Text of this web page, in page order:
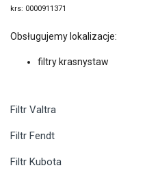
krs: 0000911371
Obsługujemy lokalizacje:
filtry krasnystaw
Filtr Valtra
Filtr Fendt
Filtr Kubota